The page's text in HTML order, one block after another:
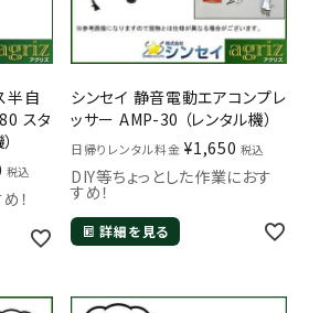
半自
スタ
税込
！
シンセイ 静音電動エアコンプレ
ッサー AMP-30 （レンタル機）
日帰りレンタル料金 ¥1,650 税込
DIY等ちょっとした作業におす
すめ！
詳細を見る